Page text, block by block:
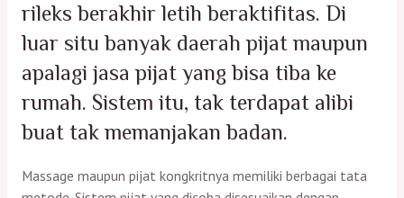
rileks berakhir letih beraktifitas. Di
luar situ banyak daerah pijat maupun
apalagi jasa pijat yang bisa tiba ke
rumah. Sistem itu, tak terdapat alibi
buat tak memanjakan badan.
Massage maupun pijat kongkritnya memiliki berbagai tata